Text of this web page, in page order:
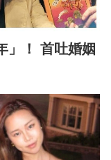
」！ 首吐婚姻